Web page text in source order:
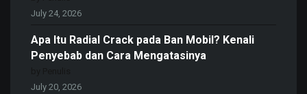
July 24, 2026
Apa Itu Radial Crack pada Ban Mobil? Kenali
Penyebab dan Cara Mengatasinya
July 20, 2026